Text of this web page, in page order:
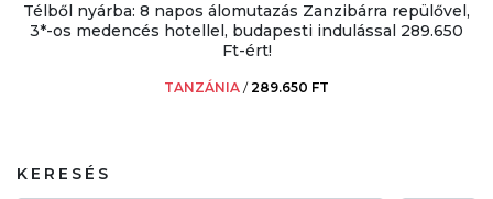
Télből nyárba: 8 napos álomutazás Zanzibárra repülővel,
3*-os medencés hotellel, budapesti indulással 289.650
Ft-ért!
TANZÁNIA /289.650 FT
KERESÉS